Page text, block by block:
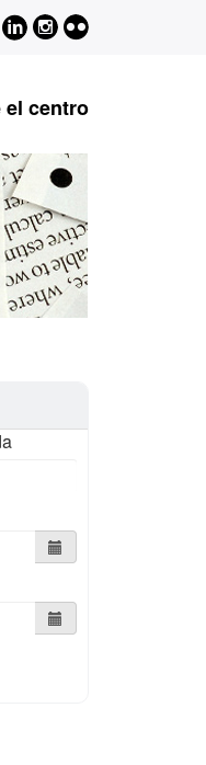
LinkedIn
Instagram
Flickr
el centro